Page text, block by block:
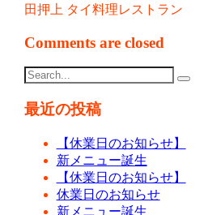
田押上 タイ料理レストラン
Comments are closed
最近の投稿
【休業日のお知らせ】
新メニュー誕生
【休業日のお知らせ】
休業日のお知らせ
新メニュー誕生